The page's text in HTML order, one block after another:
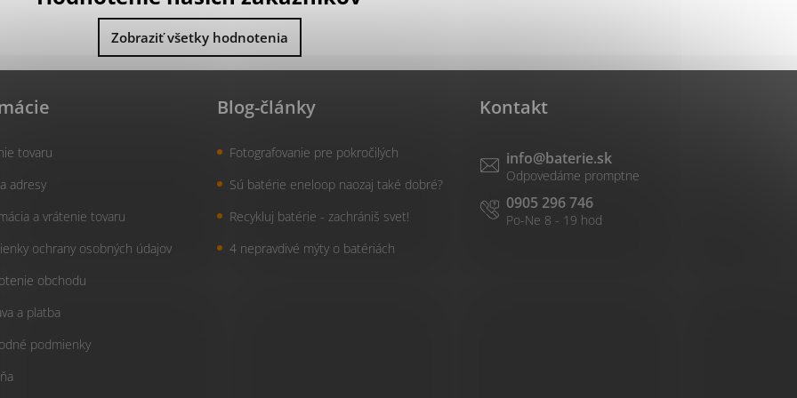
Zobraziť všetky hodnotenia
tovaru
adresy
a vrátenie tovaru
ochrany osobných údajov
obchodu
a platba
podmienky
Blog-články
Fotografovanie pre pokročilých
Sú batérie eneloop naozaj také dobré?
Recykluj batérie - zachrániš svet!
4 nepravdivé mýty o batériách
Kontakt
info@baterie.sk
0905 296 746